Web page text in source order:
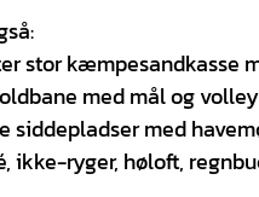
stor kæmpesandkasse
med mål og
siddepladser med
ikke-ryger, høloft,